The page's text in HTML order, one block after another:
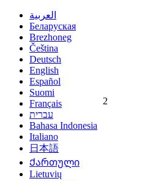
2
العربية
Беларуская
Brezhoneg
Čeština
Deutsch
English
Español
Suomi
Français
עברית
Bahasa Indonesia
Italiano
日本語
Ქართული
Lietuvių